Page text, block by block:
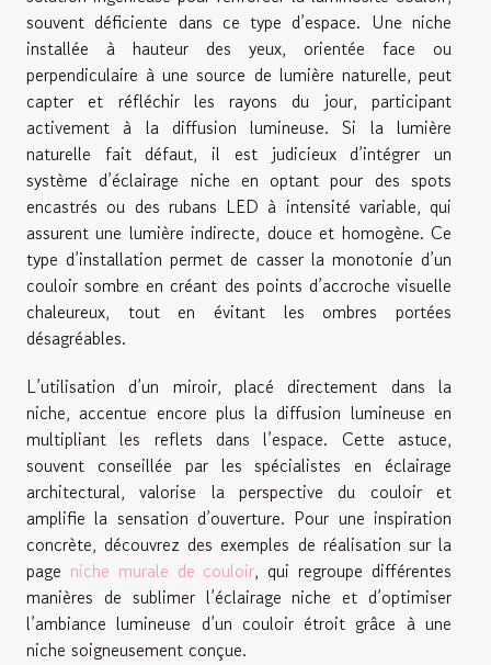
souvent déficiente dans ce type d’espace. Une niche
installée à hauteur des yeux, orientée face ou
perpendiculaire à une source de lumière naturelle, peut
capter et réfléchir les rayons du jour, participant
activement à la diffusion lumineuse. Si la lumière
naturelle fait défaut, il est judicieux d’intégrer un
système d’éclairage niche en optant pour des spots
encastrés ou des rubans LED à intensité variable, qui
assurent une lumière indirecte, douce et homogène. Ce
type d’installation permet de casser la monotonie d’un
couloir sombre en créant des points d’accroche visuelle
chaleureux, tout en évitant les ombres portées
désagréables.
L’utilisation d’un miroir, placé directement dans la
niche, accentue encore plus la diffusion lumineuse en
multipliant les reflets dans l’espace. Cette astuce,
souvent conseillée par les spécialistes en éclairage
architectural, valorise la perspective du couloir et
amplifie la sensation d’ouverture. Pour une inspiration
concrète, découvrez des exemples de réalisation sur la
page niche murale de couloir, qui regroupe différentes
manières de sublimer l’éclairage niche et d’optimiser
l’ambiance lumineuse d’un couloir étroit grâce à une
niche soigneusement conçue.